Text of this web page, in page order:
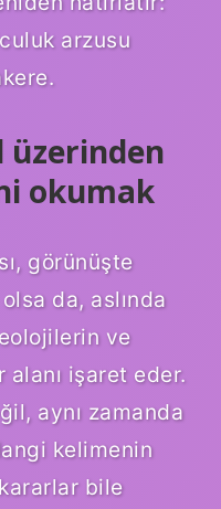
arzusu
üzerinden
okumak
görünüşte
da, aslında
ve
işaret eder.
aynı zamanda
kelimenin
bile